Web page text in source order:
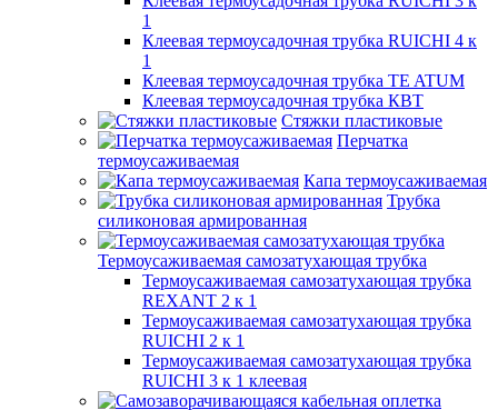
1
Клеевая термоусадочная трубка RUICHI 4 к
1
Клеевая термоусадочная трубка TE ATUM
Клеевая термоусадочная трубка КВТ
Стяжки пластиковые
Перчатка
термоусаживаемая
Капа термоусаживаемая
Трубка
силиконовая армированная
Термоусаживаемая самозатухающая трубка
Термоусаживаемая самозатухающая трубка
REXANT 2 к 1
Термоусаживаемая самозатухающая трубка
RUICHI 2 к 1
Термоусаживаемая самозатухающая трубка
RUICHI 3 к 1 клеевая